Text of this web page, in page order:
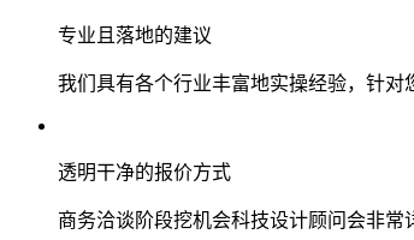
专业且落地的建议
我们具有各个行业丰富地实操经验，针
透明干净的报价方式
商务洽谈阶段挖机会科技设计顾问会非